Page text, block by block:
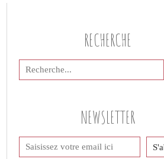
NEWSLETTER
RECHERCHE